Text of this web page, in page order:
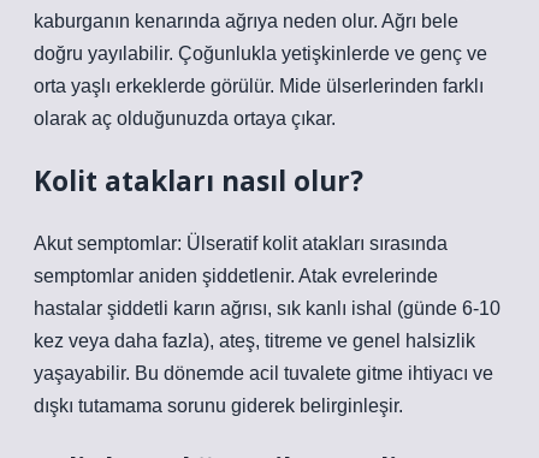
kaburganın kenarında ağrıya neden olur. Ağrı bele
doğru yayılabilir. Çoğunlukla yetişkinlerde ve genç ve
orta yaşlı erkeklerde görülür. Mide ülserlerinden farklı
olarak aç olduğunuzda ortaya çıkar.
Kolit atakları nasıl olur?
Akut semptomlar: Ülseratif kolit atakları sırasında
semptomlar aniden şiddetlenir. Atak evrelerinde
hastalar şiddetli karın ağrısı, sık kanlı ishal (günde 6-10
kez veya daha fazla), ateş, titreme ve genel halsizlik
yaşayabilir. Bu dönemde acil tuvalete gitme ihtiyacı ve
dışkı tutamama sorunu giderek belirginleşir.